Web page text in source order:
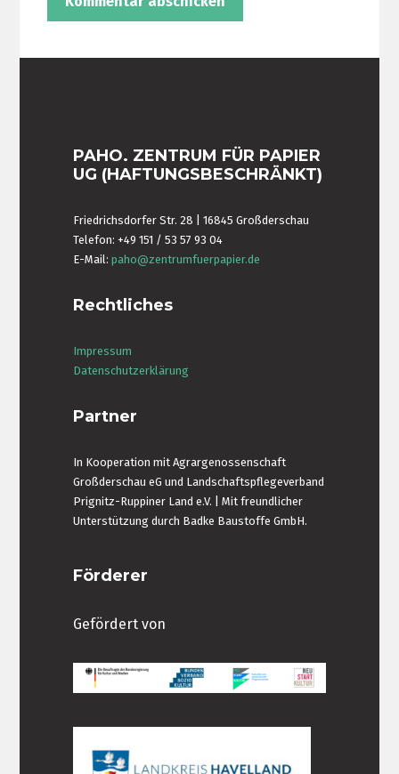
PAHO. ZENTRUM FÜR PAPIER
UG (HAFTUNGSBESCHRÄNKT)
Friedrichsdorfer Str. 28 | 16845 Großderschau
Telefon: +49 151 / 53 57 93 04
E-Mail:paho@zentrumfuerpapier.de
Rechtliches
Impressum
Datenschutzerklärung
Partner
In Kooperation mit Agrargenossenschaft
Großderschau eG und Landschaftspflegeverband
Prignitz-Ruppiner Land e.V. | Mit freundlicher
Unterstützung durch Badke Baustoffe GmbH.
Förderer
Gefördert von